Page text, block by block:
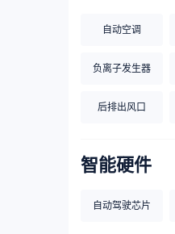
自动空调
负离子发生器
后排出风口
智能硬件
自动驾驶芯片